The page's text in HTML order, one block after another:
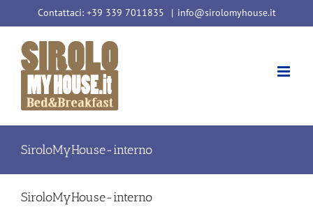
al
contenuto
Contattaci: +39 339 7011835 | info@sirolomyhouse.it
SiroloMyHouse-interno
SiroloMyHouse-interno